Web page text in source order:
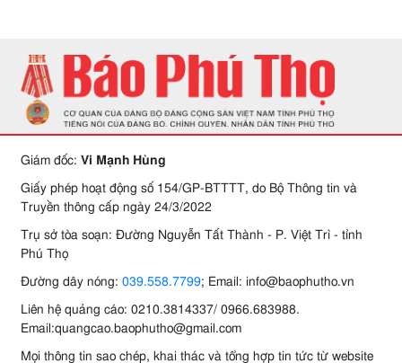
Giám đốc: Vi Mạnh Hùng
Giấy phép hoạt động số 154/GP-BTTTT, do Bộ Thông tin và
Truyền thông cấp ngày 24/3/2022
Trụ sở tòa soạn: Đường Nguyễn Tất Thành - P. Việt Trì - tỉnh
Phú Thọ
Đường dây nóng: 039.558.7799; Email: info@baophutho.vn
Liên hệ quảng cáo: 0210.3814337/ 0966.683988.
Email:quangcao.baophutho@gmail.com
Mọi thông tin sao chép, khai thác và tổng hợp tin tức từ website